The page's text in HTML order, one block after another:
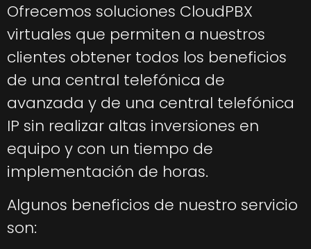
Ofrecemos soluciones CloudPBX
virtuales que permiten a nuestros
clientes obtener todos los beneficios
de una central telefónica de
avanzada y de una central telefónica
IP sin realizar altas inversiones en
equipo y con un tiempo de
implementación de horas.
Algunos beneficios de nuestro servicio
son: